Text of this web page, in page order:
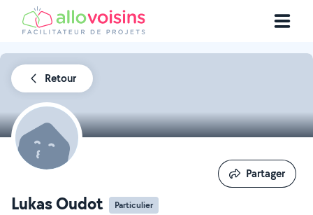
Retour
Lukas Oudot Particulier
Partager
Partager